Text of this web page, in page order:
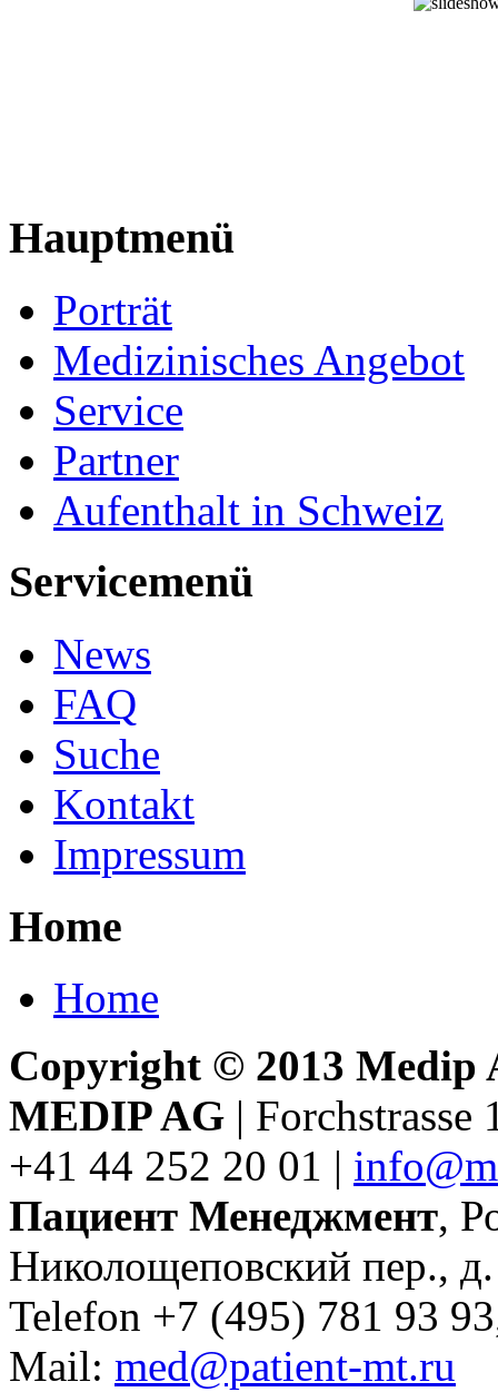
Hauptmenü
Porträt
Medizinisches Angebot
Service
Partner
Aufenthalt in Schweiz
Servicemenü
News
FAQ
Suche
Kontakt
Impressum
Home
Home
Copyright © 2013 Medip
MEDIP AG |
+41 44 252 20 01 |
Пациент Менеджмент,
Николощеповский пер.,
Telefon +7 (495) 781 93
Mail: med@patient-mt.ru